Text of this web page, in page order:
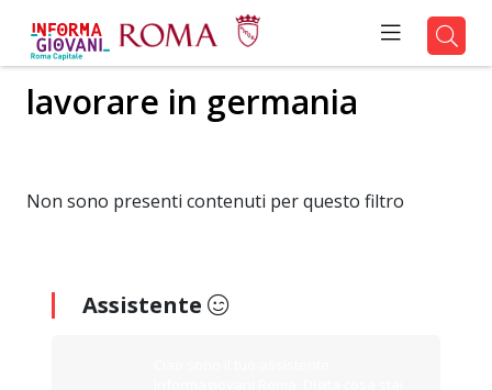
lavorare in germania
Non sono presenti contenuti per questo filtro
Assistente